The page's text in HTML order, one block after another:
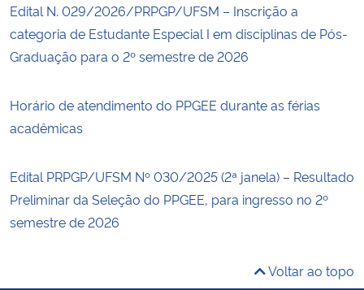
Planalto
Edital N. 029/2026/PRPGP/UFSM – Inscrição a
categoria de Estudante Especial I em disciplinas de Pós-
Graduação para o 2º semestre de 2026
Horário de atendimento do PPGEE durante as férias
acadêmicas
Edital PRPGP/UFSM Nº 030/2025 (2ª janela) – Resultado
Preliminar da Seleção do PPGEE, para ingresso no 2º
semestre de 2026
Voltar ao topo